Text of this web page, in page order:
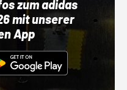
zum adidas
mit unserer
App